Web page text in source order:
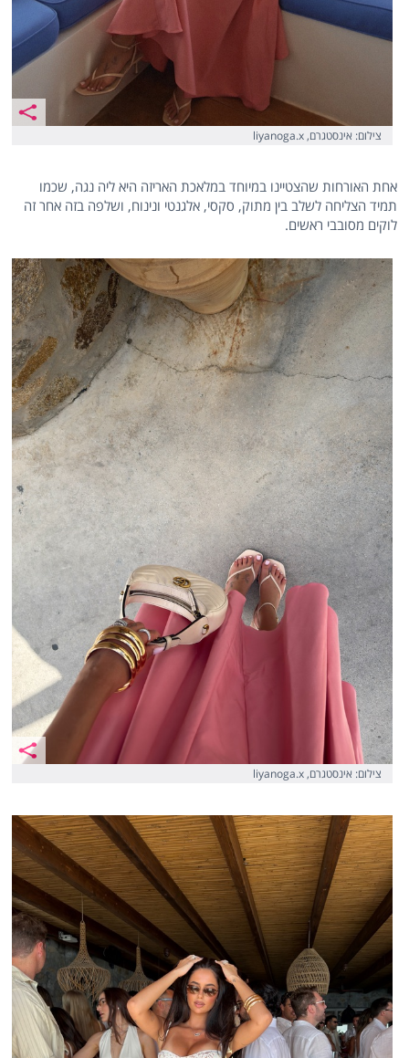
צילום: אינסטגרם, liyanoga.x
אחת האורחות שהצטיינו במיוחד במלאכת האריזה היא ליה נגה, שכמו
תמיד הצליחה לשלב בין מתוק, סקסי, אלגנטי ונינוח, ושלפה בזה אחר זה
לוקים מסובבי ראשים.
צילום: אינסטגרם, liyanoga.x